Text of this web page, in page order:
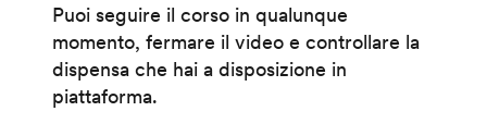
Puoi seguire il corso in qualunque
momento, fermare il video e controllare la
dispensa che hai a disposizione in
piattaforma.